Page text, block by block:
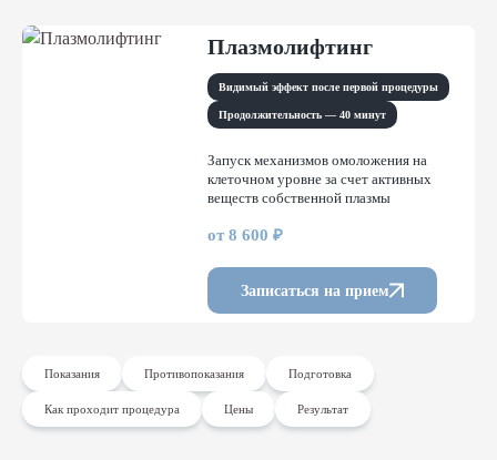
Плазмолифтинг
Видимый эффект после первой процедуры
Продолжительность — 40 минут
Запуск механизмов омоложения на
клеточном уровне за счет активных
веществ собственной плазмы
от 8 600 ₽
Записаться на прием
Показания Противопоказания Подготовка
Как проходит процедура Цены Результат